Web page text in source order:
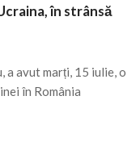
07/2026
în strânsă
avut marți, 15 iulie, o
în România